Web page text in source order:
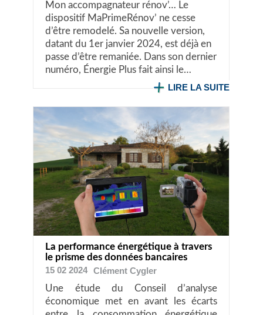
Mon accompagnateur rénov’… Le
dispositif MaPrimeRénov’ ne cesse
d’être remodelé. Sa nouvelle version,
datant du 1er janvier 2024, est déjà en
passe d’être remaniée. Dans son dernier
numéro, Énergie Plus fait ainsi le…
LIRE LA SUITE
La performance énergétique à travers
le prisme des données bancaires
15 02 2024 ClémentCygler
Une étude du Conseil d’analyse
économique met en avant les écarts